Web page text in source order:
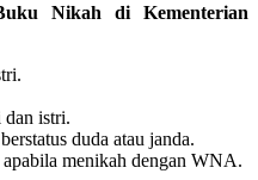
Nikah di Kementerian
dan istri.
duda atau janda.
menikah dengan WNA.